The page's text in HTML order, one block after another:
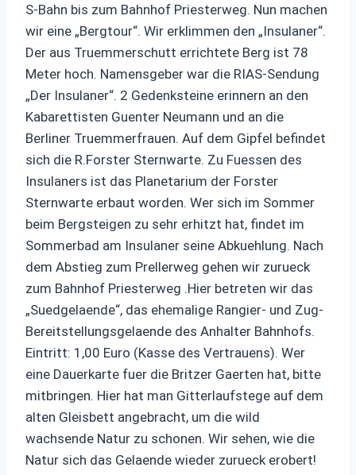
S-Bahn bis zum Bahnhof Priesterweg. Nun machen
wir eine „Bergtour“. Wir erklimmen den „Insulaner“.
Der aus Truemmerschutt errichtete Berg ist 78
Meter hoch. Namensgeber war die RIAS-Sendung
„Der Insulaner“. 2 Gedenksteine erinnern an den
Kabarettisten Guenter Neumann und an die
Berliner Truemmerfrauen. Auf dem Gipfel befindet
sich die R.Forster Sternwarte. Zu Fuessen des
Insulaners ist das Planetarium der Forster
Sternwarte erbaut worden. Wer sich im Sommer
beim Bergsteigen zu sehr erhitzt hat, findet im
Sommerbad am Insulaner seine Abkuehlung. Nach
dem Abstieg zum Prellerweg gehen wir zurueck
zum Bahnhof Priesterweg .Hier betreten wir das
„Suedgelaende“, das ehemalige Rangier- und Zug-
Bereitstellungsgelaende des Anhalter Bahnhofs.
Eintritt: 1,00 Euro (Kasse des Vertrauens). Wer
eine Dauerkarte fuer die Britzer Gaerten hat, bitte
mitbringen. Hier hat man Gitterlaufstege auf dem
alten Gleisbett angebracht, um die wild
wachsende Natur zu schonen. Wir sehen, wie die
Natur sich das Gelaende wieder zurueck erobert!